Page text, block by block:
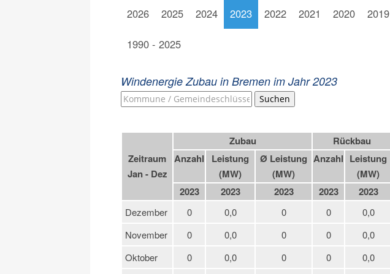
2026 2025 2024 2023 2022 2021 2020 2019
1990 - 2025
Windenergie Zubau in Bremen im Jahr 2023
Suchen
Zeitraum
Jan - Dez
Zubau Rückbau
Anzahl
Leistung
(MW)
Ø Leistung
(MW)
Anzahl Leistung
(MW)
2023
2023 2023 2023 2023
Dezember 0 0,0 0 0 0,0
November
0 0,0 0 0 0,0
Oktober
0 0,0 0 0 0,0